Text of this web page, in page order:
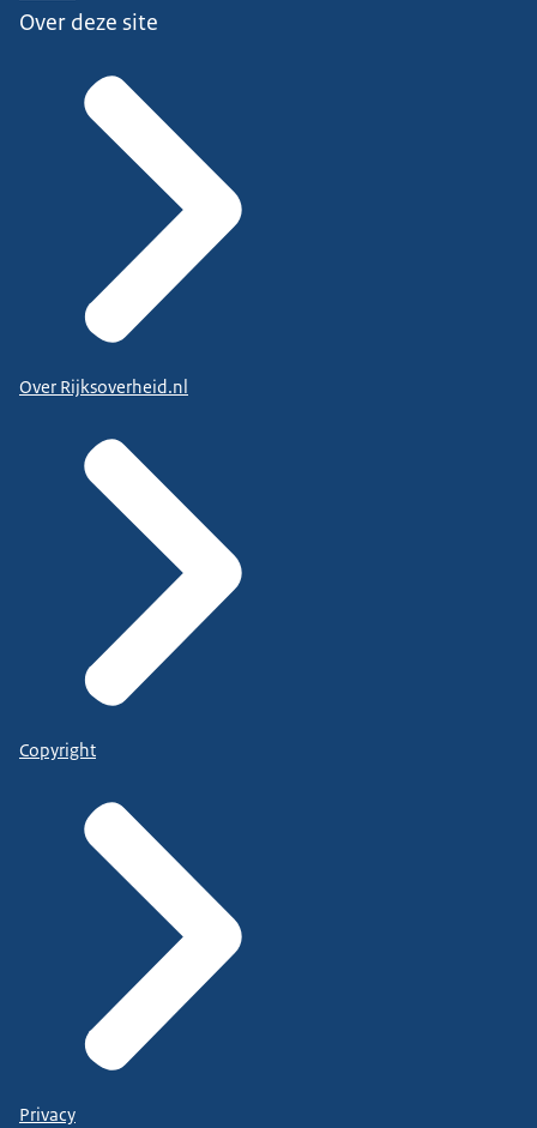
Over deze site
Over Rijksoverheid.nl
Copyright
Privacy